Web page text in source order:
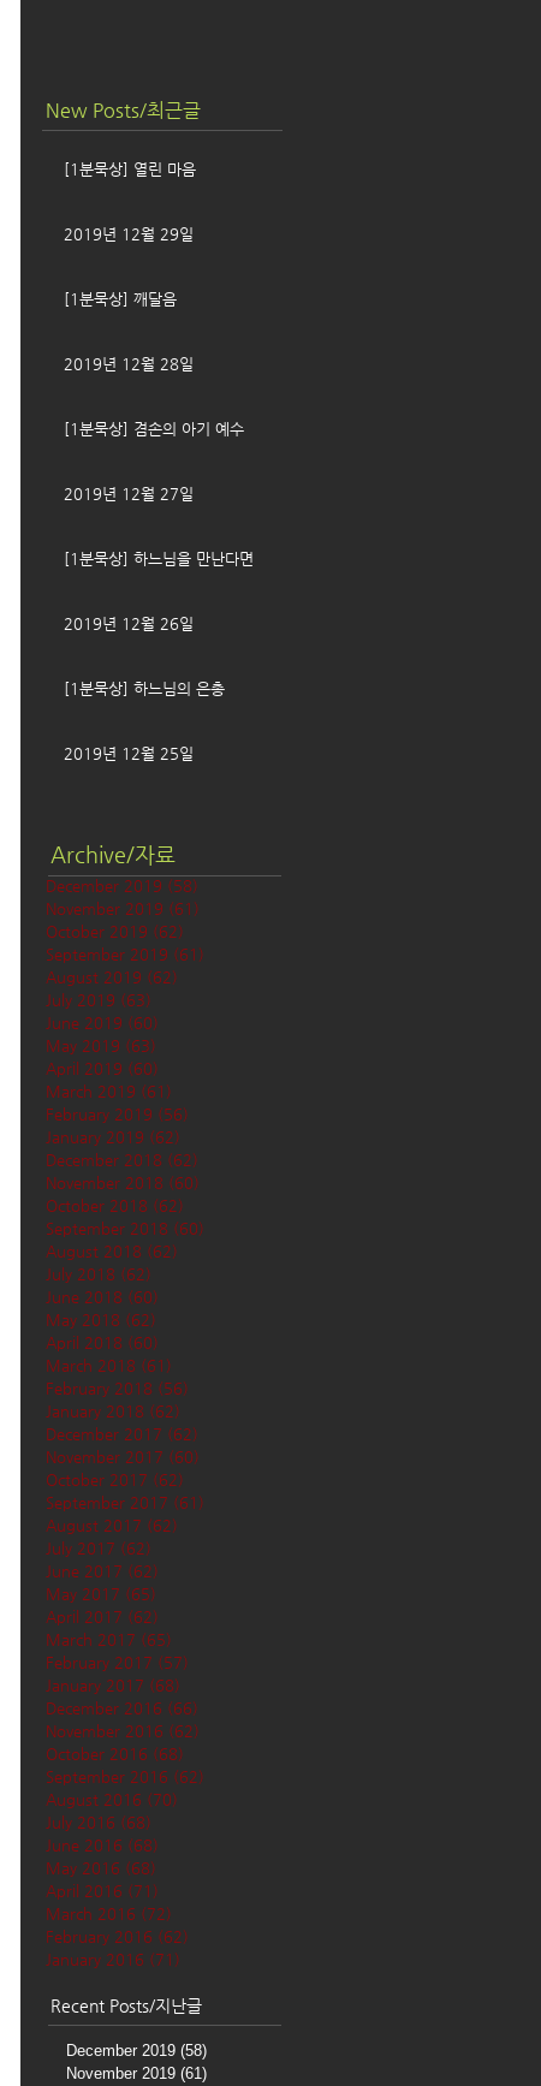
New Posts/최근글
[1분묵상] 열린 마음
2019년 12월 29일
[1분묵상] 깨달음
2019년 12월 28일
[1분묵상] 겸손의 아기 예수
2019년 12월 27일
[1분묵상] 하느님을 만난다면
2019년 12월 26일
[1분묵상] 하느님의 은총
2019년 12월 25일
Archive/자료
December 2019 (58)
November 2019 (61)
October 2019 (62)
September 2019 (61)
August 2019 (62)
July 2019 (63)
June 2019 (60)
May 2019 (63)
April 2019 (60)
March 2019 (61)
February 2019 (56)
January 2019 (62)
December 2018 (62)
November 2018 (60)
October 2018 (62)
September 2018 (60)
August 2018 (62)
July 2018 (62)
June 2018 (60)
May 2018 (62)
April 2018 (60)
March 2018 (61)
February 2018 (56)
January 2018 (62)
December 2017 (62)
November 2017 (60)
October 2017 (62)
September 2017 (61)
August 2017 (62)
July 2017 (62)
June 2017 (62)
May 2017 (65)
April 2017 (62)
March 2017 (65)
February 2017 (57)
January 2017 (68)
December 2016 (66)
November 2016 (62)
October 2016 (68)
September 2016 (62)
August 2016 (70)
July 2016 (68)
June 2016 (68)
May 2016 (68)
April 2016 (71)
March 2016 (72)
February 2016 (62)
January 2016 (71)
Recent Posts/지난글
December 2019 (58)
November 2019 (61)